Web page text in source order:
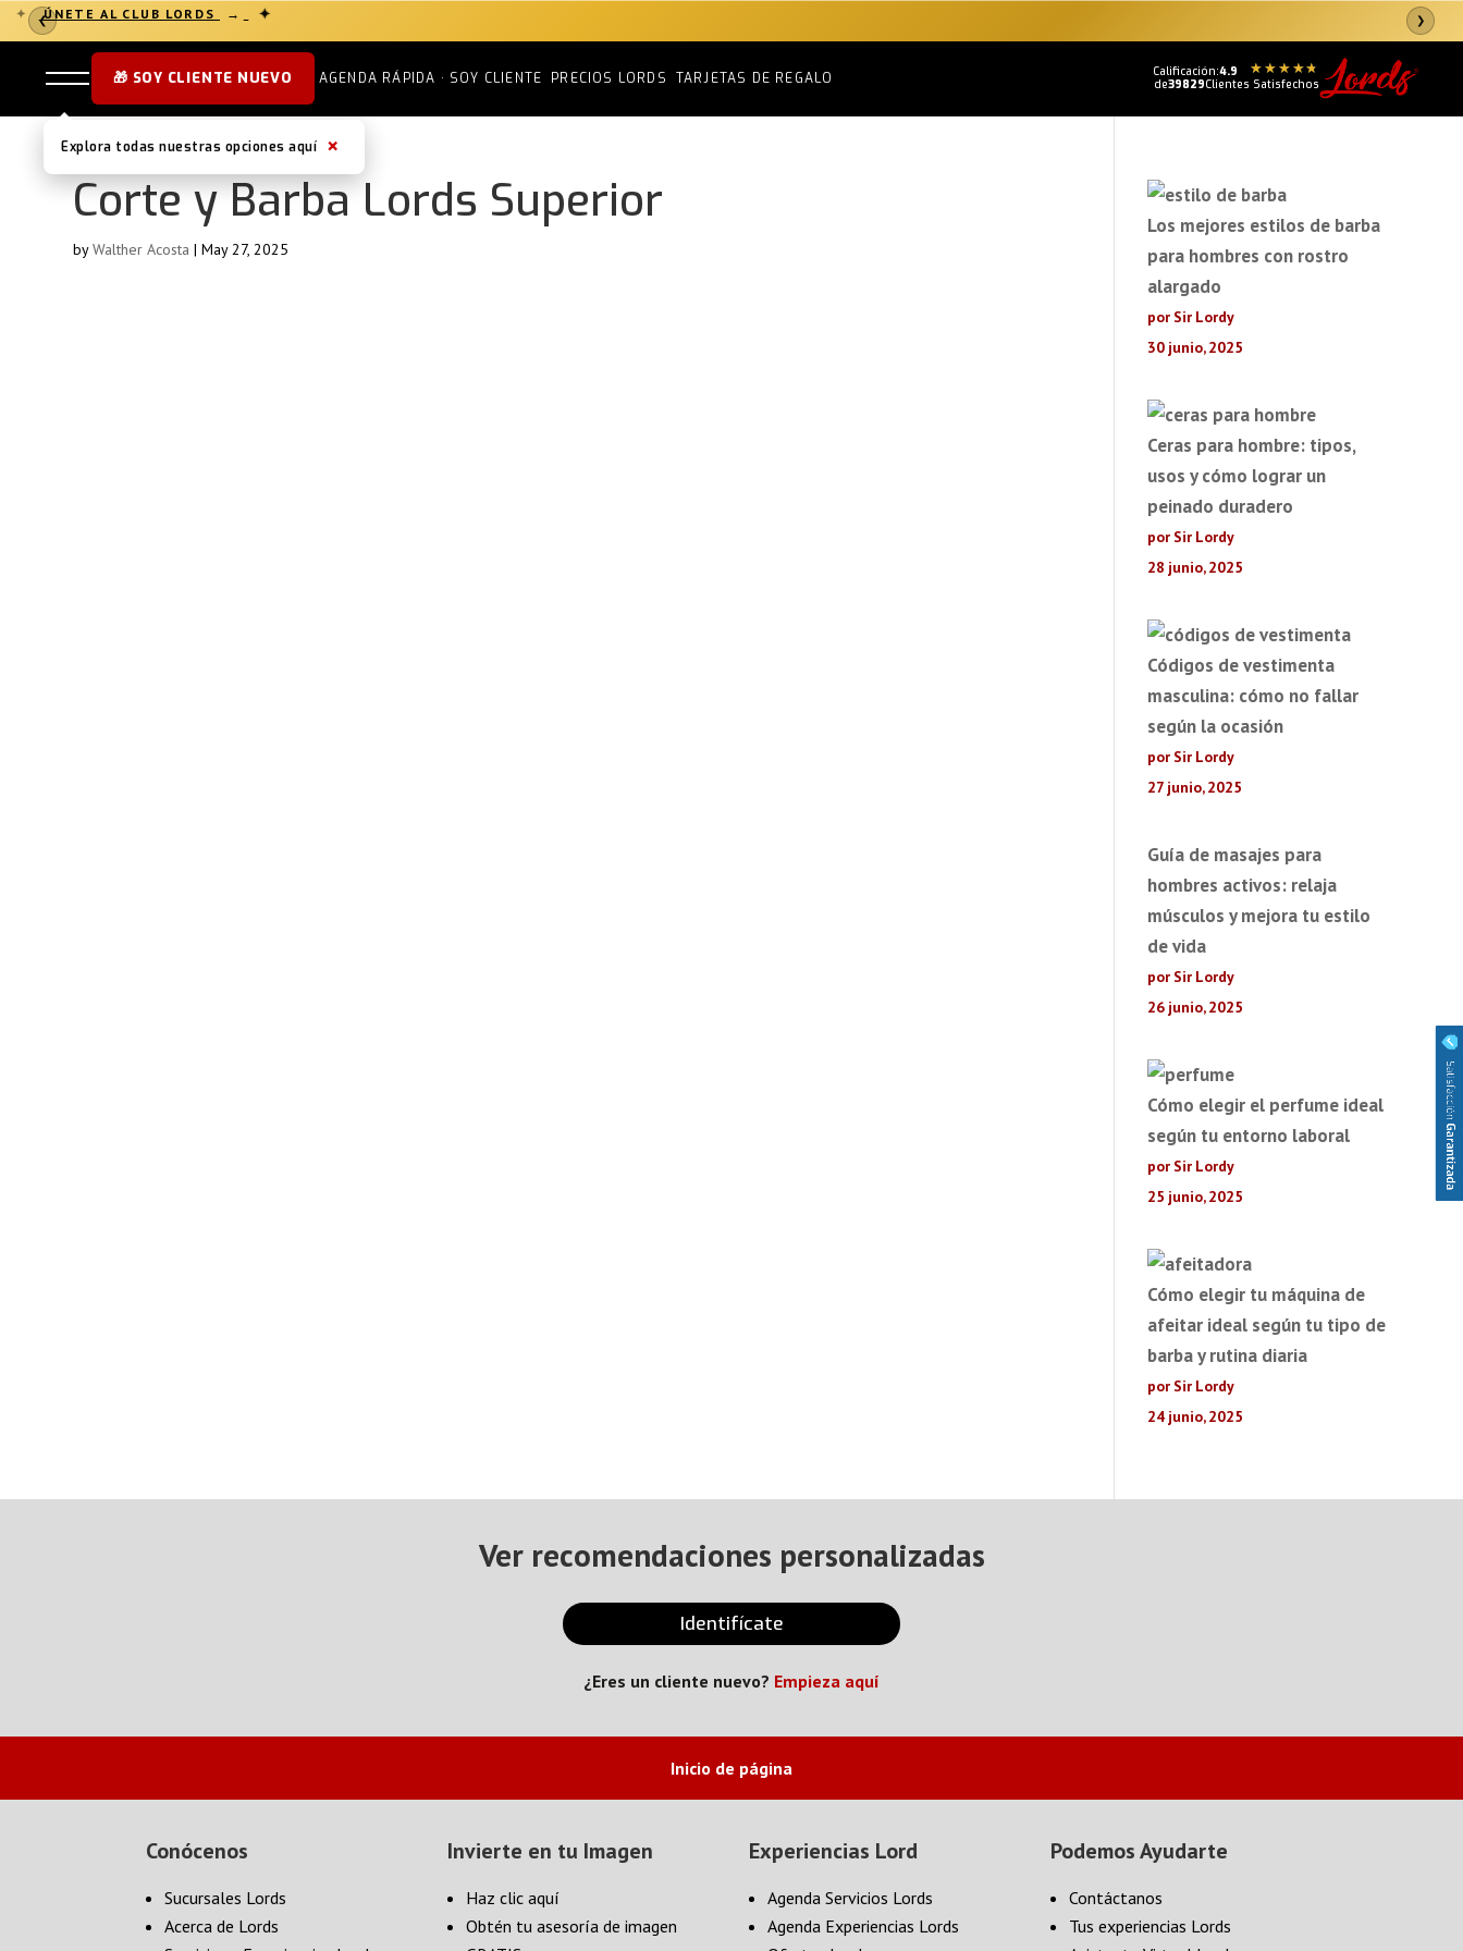
❮ ❯
✦ ÚNETE AL CLUB LORDS → ✦
Explora todas nuestras opciones aquí ×
🎁 SOY CLIENTE NUEVO AGENDA RÁPIDA · SOY CLIENTE PRECIOS LORDS TARJETAS DE REGALO Calificación:4.9
de39829Clientes Satisfechos
Corte y Barba Lords Superior
byWalther Acosta |May 27, 2025
Los mejores estilos de barba
para hombres con rostro
alargado
por Sir Lordy
30 junio, 2025
Ceras para hombre: tipos,
usos y cómo lograr un
peinado duradero
por Sir Lordy
28 junio, 2025
Códigos de vestimenta
masculina: cómo no fallar
según la ocasión
por Sir Lordy
27 junio, 2025
Guía de masajes para
hombres activos: relaja
músculos y mejora tu estilo
de vida
por Sir Lordy
26 junio, 2025
Cómo elegir el perfume ideal
según tu entorno laboral
por Sir Lordy
25 junio, 2025
Cómo elegir tu máquina de
afeitar ideal según tu tipo de
barba y rutina diaria
por Sir Lordy
24 junio, 2025
Ver recomendaciones personalizadas
Identifícate
¿Eres un cliente nuevo? Empieza aquí
Inicio de página
Conócenos
Sucursales Lords
Acerca de Lords
Invierte en tu Imagen
Haz clic aquí
Obtén tu asesoría de imagen
Experiencias Lord
Agenda Servicios Lords
Agenda Experiencias Lords
Podemos Ayudarte
Contáctanos
Tus experiencias Lords